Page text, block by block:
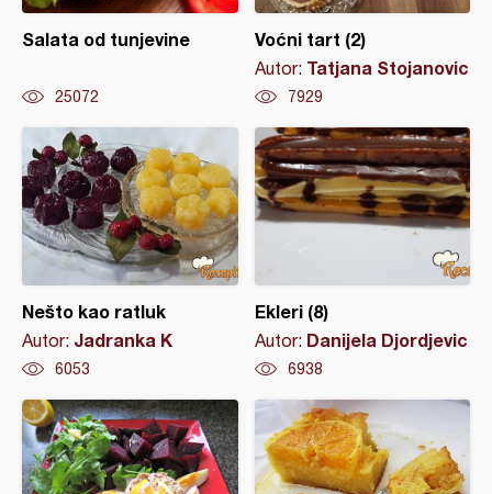
Salata od tunjevine
25072
Voćni tart (2)
Autor: Tatjana Stojanovic
7929
Nešto kao ratluk
Autor: Jadranka K
6053
Ekleri (8)
Autor: Danijela Djordjevic
6938